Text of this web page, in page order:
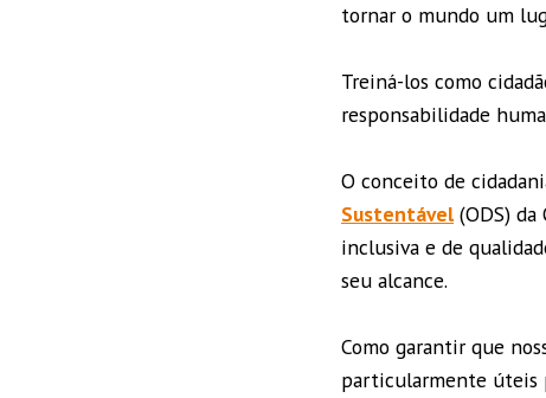
tornar o mundo um
Treiná-los como
responsabilidade
O conceito de
Sustentável (ODS)
inclusiva e de
seu alcance.
Como garantir que
particularmente úteis